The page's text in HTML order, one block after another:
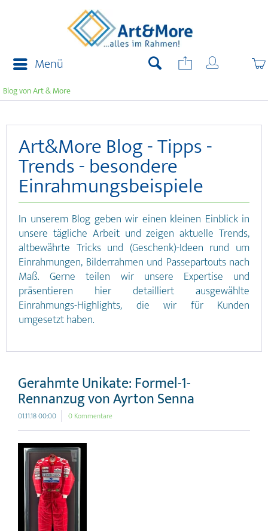
Menü
Blog von Art & More
Art&More Blog - Tipps -
Trends - besondere
Einrahmungsbeispiele
In unserem Blog geben wir einen kleinen Einblick in
unsere tägliche Arbeit und zeigen aktuelle Trends,
altbewährte Tricks und (Geschenk)-Ideen rund um
Einrahmungen, Bilderrahmen und Passepartouts nach
Maß. Gerne teilen wir unsere Expertise und
präsentieren hier detailliert ausgewählte
Einrahmungs-Highlights, die wir für Kunden
umgesetzt haben.
Gerahmte Unikate: Formel-1-
Rennanzug von Ayrton Senna
01.11.18 00:00 0 Kommentare